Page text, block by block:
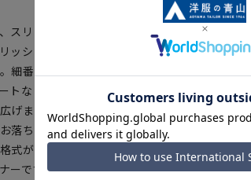
リムシルエットのフォーマルスー
ッシュフォーマルです。濃染加工を
番手の糸を使用した軽量タイプ
トなノータックスラックス、さらに
げます。結婚式やパーティーなどは
ち着いた着こなしを演出します。
式が高い装いになってしまうのを避
ーです。喪主や親族は、葬儀・告別